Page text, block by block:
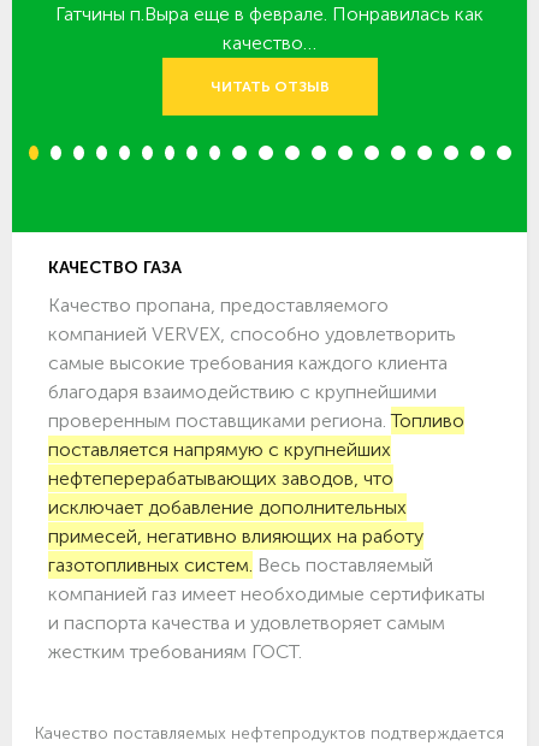
Гатчины п.Выра еще в феврале. Понравилась как
качество…
ЧИТАТЬ ОТЗЫВ
1 2 3 4 5 6 7 8 9 10 11 12 13 14 15 16 17 18 19 20
КАЧЕСТВО ГАЗА
Качество пропана, предоставляемого
компанией VERVEX, способно удовлетворить
самые высокие требования каждого клиента
благодаря взаимодействию с крупнейшими
проверенным поставщиками региона.Топливо
поставляется напрямую с крупнейших
нефтеперерабатывающих заводов, что
исключает добавление дополнительных
примесей, негативно влияющих на работу
газотопливных систем. Весь поставляемый
компанией газ имеет необходимые сертификаты
и паспорта качества и удовлетворяет самым
жестким требованиям ГОСТ.
Качество поставляемых нефтепродуктов подтверждается